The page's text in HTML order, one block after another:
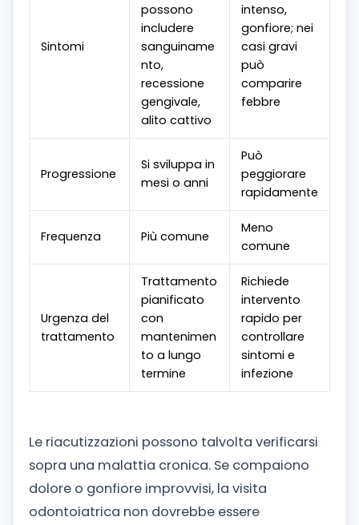
Sintomi
possono
includere
sanguiname
nto,
recessione
gengivale,
alito cattivo
intenso,
gonfiore; nei
casi gravi
può
comparire
febbre
Progressione
Si sviluppa in
mesi o anni
Può
peggiorare
rapidamente
Frequenza Più comune
Meno
comune
Urgenza del
trattamento
Trattamento
pianificato
con
mantenimen
to a lungo
termine
Richiede
intervento
rapido per
controllare
sintomi e
infezione
Le riacutizzazioni possono talvolta verificarsi
sopra una malattia cronica. Se compaiono
dolore o gonfiore improvvisi, la visita
odontoiatrica non dovrebbe essere